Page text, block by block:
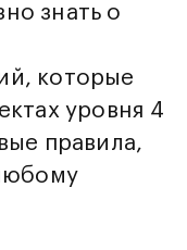
знать о
которые
уровня 4
правила,